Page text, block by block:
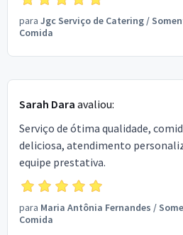
para Jgc Serviço de Catering/
Comida
Sarah Dara avaliou:
Serviço de ótima qualidade,
deliciosa, atendimento
equipe prestativa.
para Maria Antônia Fernandes /
Comida